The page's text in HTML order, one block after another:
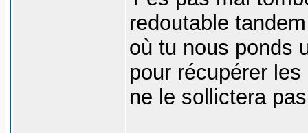
redoutable
où tu nous ponds
pour récupérer
ne le sollictera